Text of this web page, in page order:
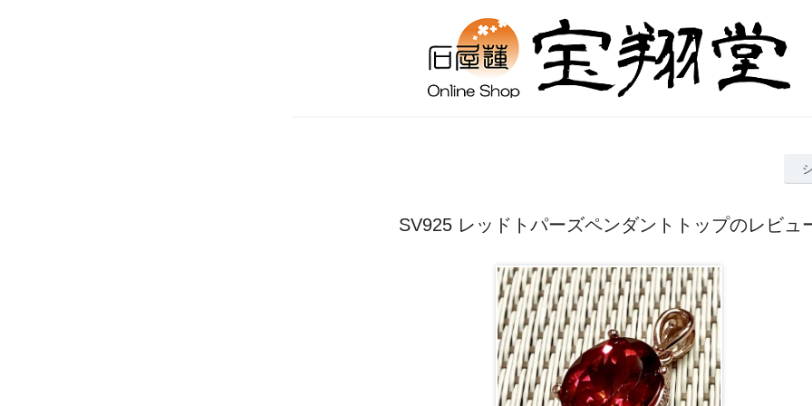
SV925 レッドトパーズペンダントトップのレビュ